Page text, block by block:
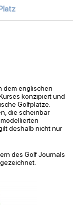
dem englischen
konzipiert und
Golfplätze.
die scheinbar
deshalb nicht nur
des Golf Journals